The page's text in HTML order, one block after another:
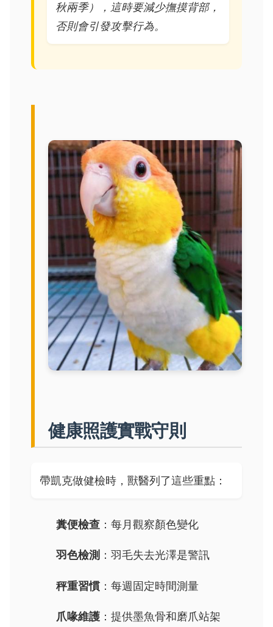
秋兩季），這時要減少撫摸背部，
否則會引發攻擊行為。
健康照護實戰守則
帶凱克做健檢時，獸醫列了這些重點：
糞便檢查：每月觀察顏色變化
羽色檢測 ：羽毛失去光澤是警訊
秤重習慣：每週固定時間測量
爪喙維護：提供墨魚骨和磨爪站架